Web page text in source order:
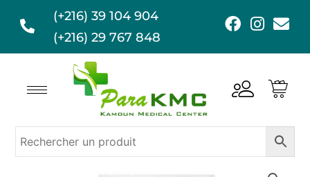
(+216) 39 104 904
(+216) 29 767 848
F
c
b
o
I
s
E
v
l
o
e